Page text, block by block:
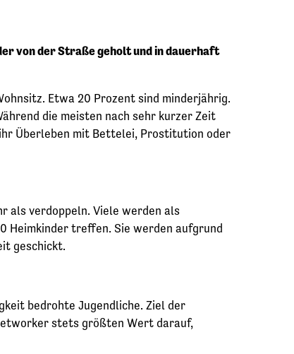
von der Straße geholt und in dauerhaft
Etwa 20 Prozent sind minderjährig.
die meisten nach sehr kurzer Zeit
Überleben mit Bettelei, Prostitution oder
als verdoppeln. Viele werden als
Heimkinder treffen. Sie werden aufgrund
geschickt.
bedrohte Jugendliche. Ziel der
stets größten Wert darauf,